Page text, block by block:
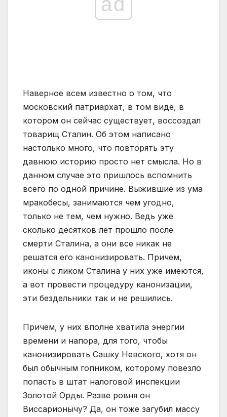
Наверное всем известно о том, что
московский патриархат, в том виде, в
котором он сейчас существует, воссоздал
товарищ Сталин. Об этом написано
настолько много, что повторять эту
давнюю историю просто нет смысла. Но в
данном случае это пришлось вспомнить
всего по одной причине. Выжившие из ума
мракобесы, занимаются чем угодно,
только не тем, чем нужно. Ведь уже
сколько десятков лет прошло после
смерти Сталина, а они все никак не
решатся его канонизировать. Причем,
иконы с ликом Сталина у них уже имеются,
а вот провести процедуру канонизации,
эти бездельники так и не решились.
Причем, у них вполне хватила энергии
времени и напора, для того, чтобы
канонизировать Сашку Невского, хотя он
был обычным гопником, которому повезло
попасть в штат налоговой инспекции
Золотой Орды. Разве ровня он
Виссарионычу? Да, он тоже загубил массу